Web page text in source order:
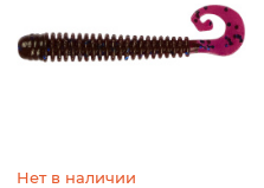
Нет в наличии